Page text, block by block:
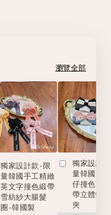
瀏覽全部
獨家設計款-限
量韓國手工精緻
英文字撞色緞帶
雪紡紗大腸髮
圈-韓國製
獨家設計
量韓國製
仔撞色英
帶立體蝴
夾